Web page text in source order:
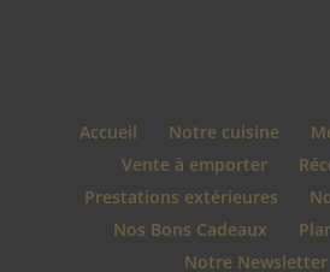
Accueil Notre cuisine
Vente à emporter
Prestations extérieures
Nos Bons Cadeaux
Notre Newsletter